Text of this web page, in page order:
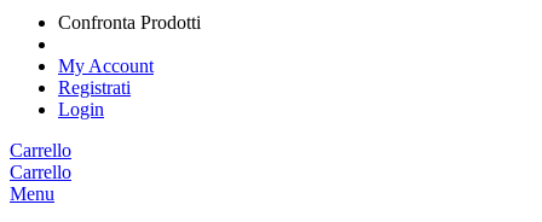
Confronta Prodotti
My Account
Registrati
Login
Carrello
Carrello
Menu